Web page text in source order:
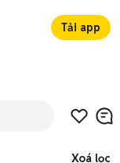
Tải app
Xoá lọc